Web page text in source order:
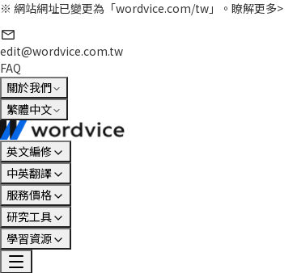
※ 網站網址已變更為「wordvice.com/tw」。 瞭解更多>
edit@wordvice.com.tw
FAQ
關於我們
繁體中文
英文編修
中英翻譯
服務價格
研究工具
學習資源